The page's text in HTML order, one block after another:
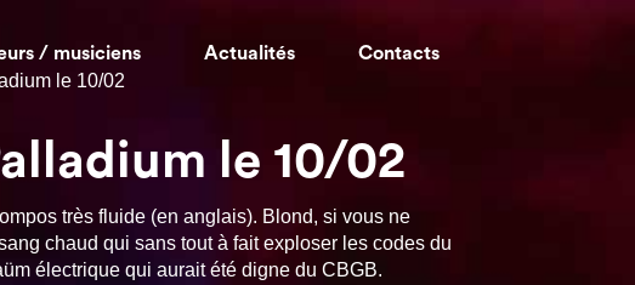
/ musiciens Actualités Contacts
le 10/02
le 10/02
très fluide (en anglais). Blond, si vous ne
chaud qui sans tout à fait exploser les codes du
électrique qui aurait été digne du CBGB.